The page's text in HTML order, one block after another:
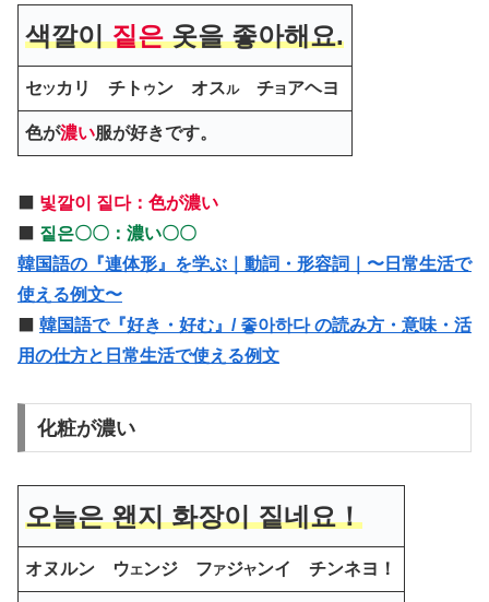
색깔이짙은옷을 좋아해요.
セツカリ チト ウ ン オスルチヨ アヘヨ
色が濃い服が好きです。
빛깔이 짙다：色が濃い
짙은〇〇：濃い〇〇
韓国語の『連体形』を学ぶ｜動詞・形容詞｜〜日常生活で
使える例文〜
韓国語で『好き・好む』/ 좋아하다 の読み方・意味・活
用の仕方と日常生活で使える例文
化粧が濃い
오늘은 왠지 화장이 짙네요！
オヌルン ウエンジ フアジヤンイ チンネヨ！